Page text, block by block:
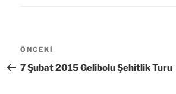
Yazı
gezinmesi
Önceki
Yazı
ÖNCEKI
7 Şubat 2015 Gelibolu Şehitlik Turu